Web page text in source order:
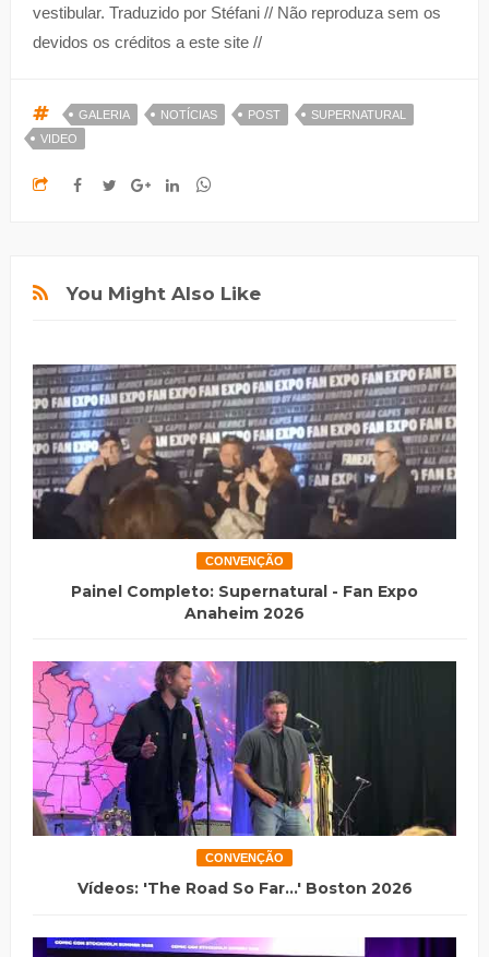
vestibular. Traduzido por Stéfani // Não reproduza sem os
devidos os créditos a este site //
GALERIA NOTÍCIAS POST
SUPERNATURAL
VIDEO
You Might Also Like
CONVENÇÃO
Painel Completo: Supernatural - Fan Expo
Anaheim 2026
CONVENÇÃO
Vídeos: 'The Road So Far...' Boston 2026